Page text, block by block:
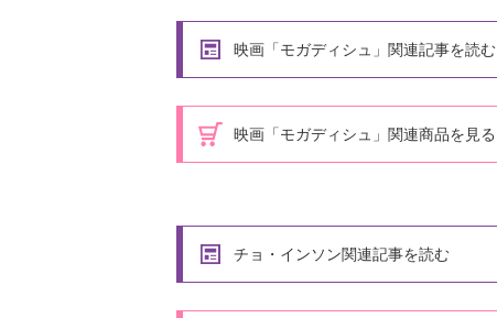
映画「モガディシュ」関連記事を読む
映画「モガディシュ」関連商品を見る
チョ・インソン関連記事を読む